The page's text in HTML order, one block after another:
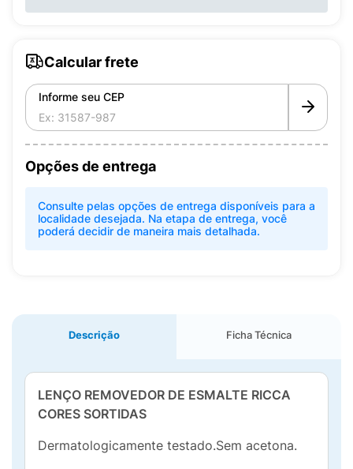
Calcular frete
Informe seu CEP
Opções de entrega
Consulte pelas opções de entrega disponíveis para a
localidade desejada. Na etapa de entrega, você
poderá decidir de maneira mais detalhada.
Descrição Ficha Técnica
LENÇO REMOVEDOR DE ESMALTE RICCA
CORES SORTIDAS
Dermatologicamente testado.Sem acetona.